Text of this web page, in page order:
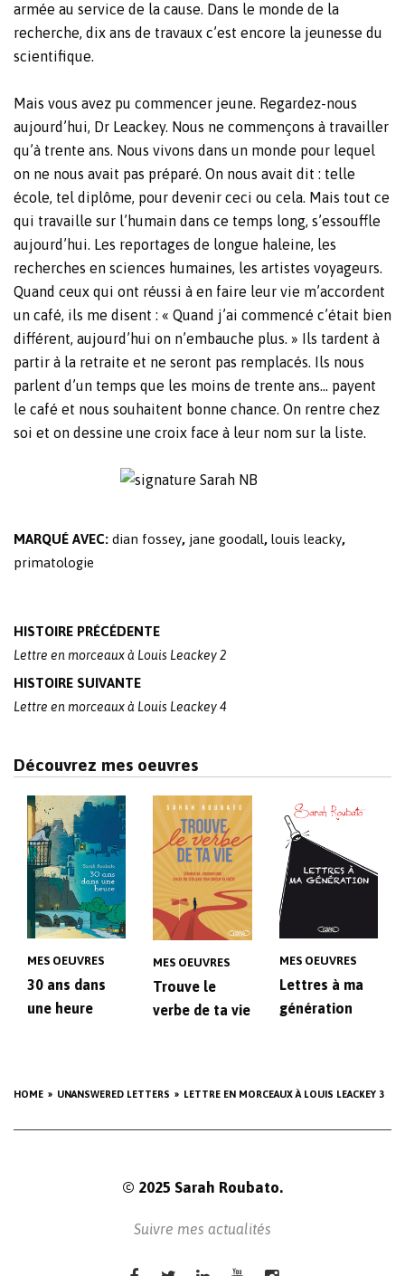
HOME UNANSWERED LETTERS LETTRE EN MORCEAUX À LOUIS LEACKEY 3
armée au service de la cause. Dans le monde de la
recherche, dix ans de travaux c’est encore la jeunesse du
scientifique.
Mais vous avez pu commencer jeune. Regardez-nous
aujourd’hui, Dr Leackey. Nous ne commençons à travailler
qu’à trente ans. Nous vivons dans un monde pour lequel
on ne nous avait pas préparé. On nous avait dit : telle
école, tel diplôme, pour devenir ceci ou cela. Mais tout ce
qui travaille sur l’humain dans ce temps long, s’essouffle
aujourd’hui. Les reportages de longue haleine, les
recherches en sciences humaines, les artistes voyageurs.
Quand ceux qui ont réussi à en faire leur vie m’accordent
un café, ils me disent : « Quand j’ai commencé c’était bien
différent, aujourd’hui on n’embauche plus. » Ils tardent à
partir à la retraite et ne seront pas remplacés. Ils nous
parlent d’un temps que les moins de trente ans… payent
le café et nous souhaitent bonne chance. On rentre chez
soi et on dessine une croix face à leur nom sur la liste.
MARQUÉ AVEC: dian fossey, jane goodall, louis leacky,
primatologie
Post
navigation
HISTOIRE PRÉCÉDENTE
Lettre en morceaux à Louis Leackey 2
HISTOIRE SUIVANTE
Lettre en morceaux à Louis Leackey 4
Découvrez mes oeuvres
MES OEUVRES
30 ans dans
une heure
MES OEUVRES
Trouve le
verbe de ta vie
MES OEUVRES
Lettres à ma
génération
© 2025 Sarah Roubato.
Suivre mes actualités